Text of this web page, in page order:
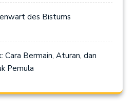
des Bistums
Cara Bermain, Aturan, dan
Pemula